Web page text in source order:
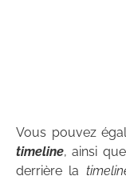
Vous pouvez
timeline, ainsi
derrière la